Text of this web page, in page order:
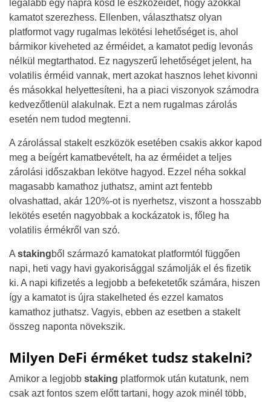
legalább egy napra kösd le eszközeidet, hogy azokkal
kamatot szerezhess. Ellenben, választhatsz olyan
platformot vagy rugalmas lekötési lehetőséget is, ahol
bármikor kiveheted az érméidet, a kamatot pedig levonás
nélkül megtarthatod. Ez nagyszerű lehetőséget jelent, ha
volatilis érméid vannak, mert azokat hasznos lehet kivonni
és másokkal helyettesíteni, ha a piaci viszonyok számodra
kedvezőtlenül alakulnak. Ezt a nem rugalmas zárolás
esetén nem tudod megtenni.
A zárolással stakelt eszközök esetében csakis akkor kapod
meg a beígért kamatbevételt, ha az érméidet a teljes
zárolási időszakban lekötve hagyod. Ezzel néha sokkal
magasabb kamathoz juthatsz, amint azt fentebb
olvashattad, akár 120%-ot is nyerhetsz, viszont a hosszabb
lekötés esetén nagyobbak a kockázatok is, főleg ha
volatilis érmékről van szó.
A stakingből származó kamatokat platformtól függően
napi, heti vagy havi gyakorisággal számolják el és fizetik
ki. A napi kifizetés a legjobb a befeketetők számára, hiszen
így a kamatot is újra stakelheted és ezzel kamatos
kamathoz juthatsz. Vagyis, ebben az esetben a stakelt
összeg naponta növekszik.
Milyen DeFi érméket tudsz stakelni?
Amikor a legjobb staking platformok után kutatunk, nem
csak azt fontos szem előtt tartani, hogy azok minél több,